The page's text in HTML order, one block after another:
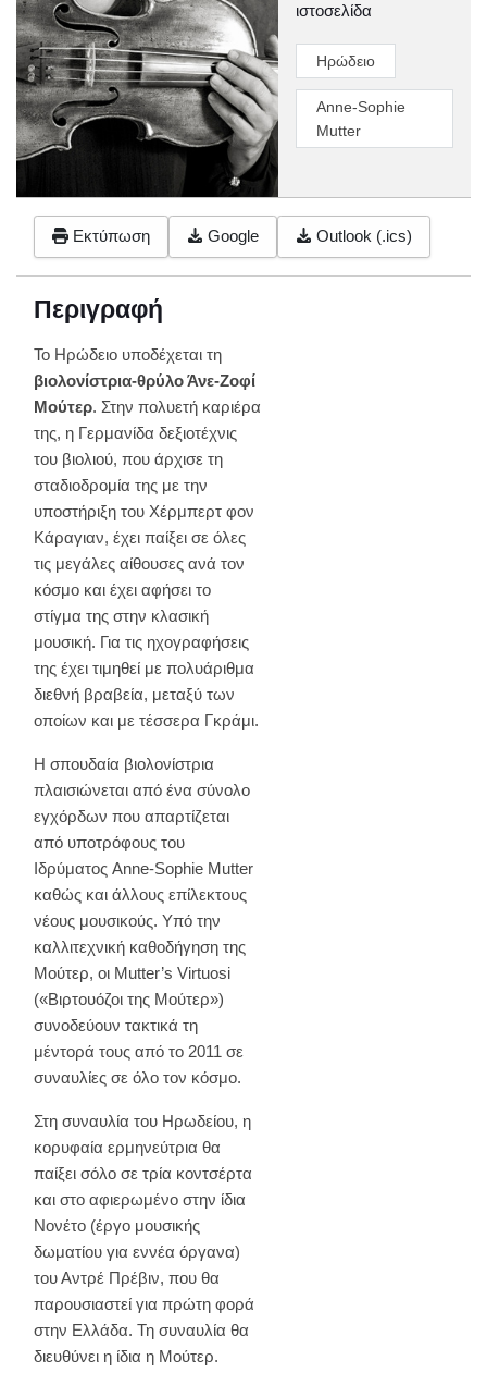
ιστοσελίδα
Ηρώδειο
Anne-Sophie
Mutter
Εκτύπωση Google Outlook (.ics)
Περιγραφή
Το Ηρώδειο υποδέχεται τη
βιολονίστρια-θρύλο Άνε-Ζοφί
Μούτερ. Στην πολυετή καριέρα
της, η Γερμανίδα δεξιοτέχνις
του βιολιού, που άρχισε τη
σταδιοδρομία της με την
υποστήριξη του Χέρμπερτ φον
Κάραγιαν, έχει παίξει σε όλες
τις μεγάλες αίθουσες ανά τον
κόσμο και έχει αφήσει το
στίγμα της στην κλασική
μουσική. Για τις ηχογραφήσεις
της έχει τιμηθεί με πολυάριθμα
διεθνή βραβεία, μεταξύ των
οποίων και με τέσσερα Γκράμι.
Η σπουδαία βιολονίστρια
πλαισιώνεται από ένα σύνολο
εγχόρδων που απαρτίζεται
από υποτρόφους του
Ιδρύματος Anne-Sophie Mutter
καθώς και άλλους επίλεκτους
νέους μουσικούς. Υπό την
καλλιτεχνική καθοδήγηση της
Μούτερ, οι Mutter’s Virtuosi
(«Βιρτουόζοι της Μούτερ»)
συνοδεύουν τακτικά τη
μέντορά τους από το 2011 σε
συναυλίες σε όλο τον κόσμο.
Στη συναυλία του Ηρωδείου, η
κορυφαία ερμηνεύτρια θα
παίξει σόλο σε τρία κοντσέρτα
και στο αφιερωμένο στην ίδια
Νονέτο (έργο μουσικής
δωματίου για εννέα όργανα)
του Αντρέ Πρέβιν, που θα
παρουσιαστεί για πρώτη φορά
στην Ελλάδα. Τη συναυλία θα
διευθύνει η ίδια η Μούτερ.